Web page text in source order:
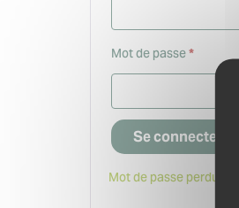
Mot de passe*
Se connecter
Mot de passe perdu ?